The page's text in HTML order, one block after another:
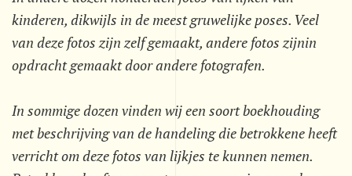
kinderen, dikwijls in de meest gruwelijke poses. Veel
van deze fotos zijn zelf gemaakt, andere fotos zijnin
opdracht gemaakt door andere fotografen.
In sommige dozen vinden wij een soort boekhouding
met beschrijving van de handeling die betrokkene heeft
verricht om deze fotos van lijkjes te kunnen nemen.